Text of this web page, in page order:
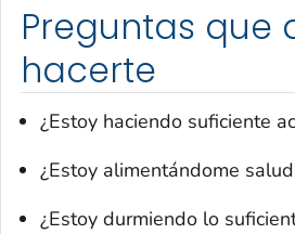
Preguntas que
hacerte
¿Estoy haciendo suficiente
¿Estoy alimentándome
¿Estoy durmiendo lo